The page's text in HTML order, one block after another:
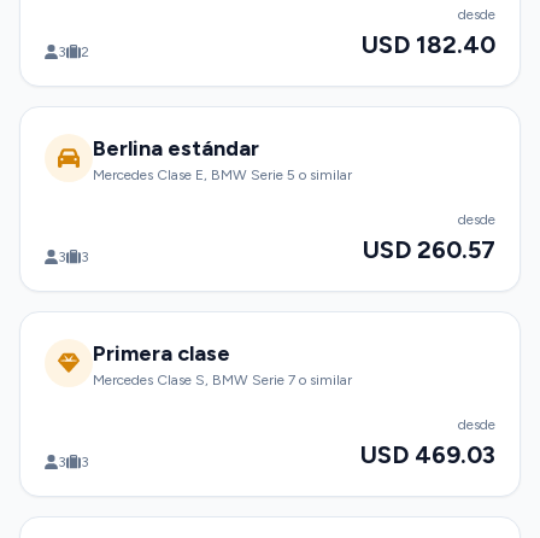
3 2
desde
USD 182.40
Berlina estándar
Mercedes Clase E, BMW Serie 5 o similar
3 3
desde
USD 260.57
Primera clase
Mercedes Clase S, BMW Serie 7 o similar
3 3
desde
USD 469.03